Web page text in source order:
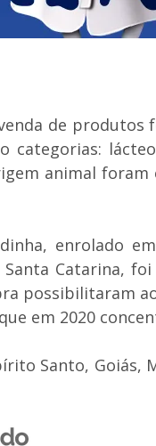
de
animal
enrolado
Catarina,
possibilitaram
em 2020
Santo, Goiás,